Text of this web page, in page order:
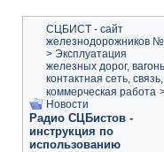
СЦБИСТ - сайт
железнодорожников
> Эксплуатация
железных дорог,
контактная сеть, связь,
коммерческая работа
Новости
Радио СЦБистов -
инструкция по
использованию